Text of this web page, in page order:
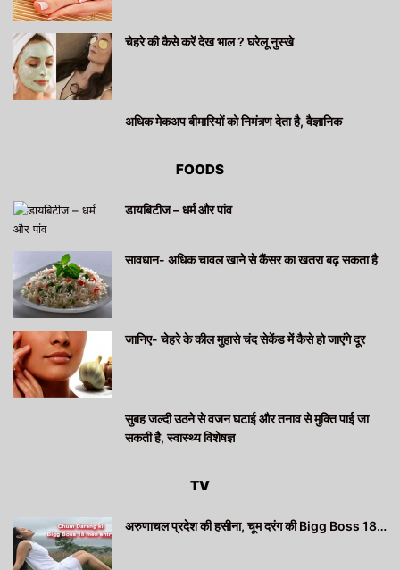
चेहरे की कैसे करें देख भाल ? घरेलू नुस्खे
अधिक मेकअप बीमारियों को निमंत्र्ण देता है, वैज्ञानिक
FOODS
डायबिटीज – धर्म और पांव
सावधान- अधिक चावल खाने से कैंसर का खतरा बढ़ सकता है
जानिए- चेहरे के कील मुहासे चंद सेकेंड में कैसे हो जाएंगे दूर
सुबह जल्दी उठने से वजन घटाई और तनाव से मुक्ति पाई जा
सकती है, स्वास्थ्य विशेषज्ञ
TV
अरुणाचल प्रदेश की हसीना, चूम दरंग की Bigg Boss 18…